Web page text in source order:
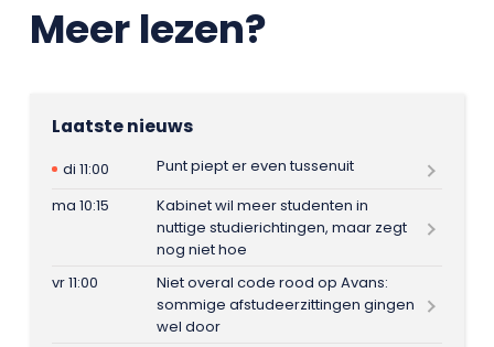
Meer lezen?
Laatste nieuws
di 11:00
Punt piept er even tussenuit
ma 10:15
Kabinet wil meer studenten in
nuttige studierichtingen, maar zegt
nog niet hoe
vr 11:00
Niet overal code rood op Avans:
sommige afstudeerzittingen gingen
wel door